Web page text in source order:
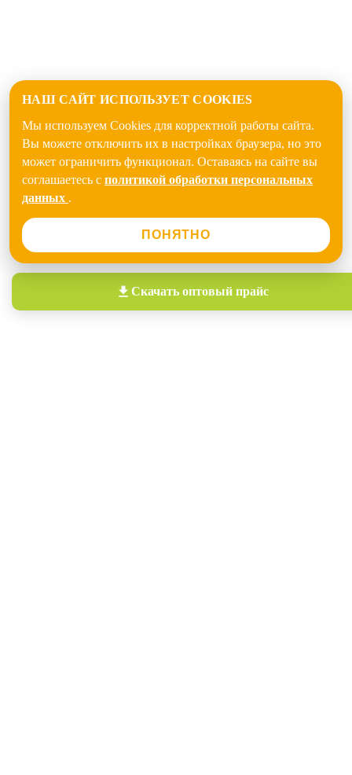
НАШ САЙТ ИСПОЛЬЗУЕТ COOKIES
Мы используем Cookies для корректной работы сайта.
Вы можете отключить их в настройках браузера, но это
может ограничить функционал. Оставаясь на сайте вы
соглашаетесь с политикой обработки персональных
данных .
ПОНЯТНО
Скачать оптовый прайс